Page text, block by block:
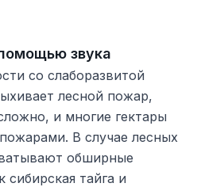
звука
со слаборазвитой
лесной пожар,
и многие гектары
В случае лесных
обширные
сибирская тайга и